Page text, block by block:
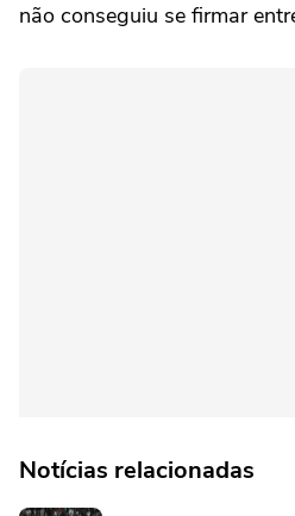
não conseguiu se firmar
Notícias relacionadas